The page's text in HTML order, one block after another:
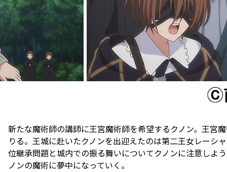
新たな魔術師の講師に王宮魔術師を希望するクノン。王宮
りる。王城に赴いたクノンを出迎えたのは第二王女レーシ
位継承問題と城内での振る舞いについてクノンに注意しよ
ノンの魔術に夢中になっていく。